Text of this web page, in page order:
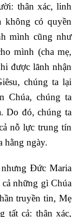
thân xác, linh
có quyền
mình cũng như
mình (cha mẹ,
được lãnh nhận
chúng ta lại
Chúa, chúng ta
Do đó, chúng ta
nỗ lực trung tín
hằng ngày.
Đức Maria
những gì Chúa
truyền tin, Mẹ
tất cả: thân xác,